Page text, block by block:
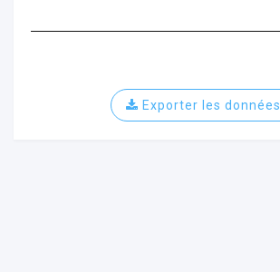
Exporter les données